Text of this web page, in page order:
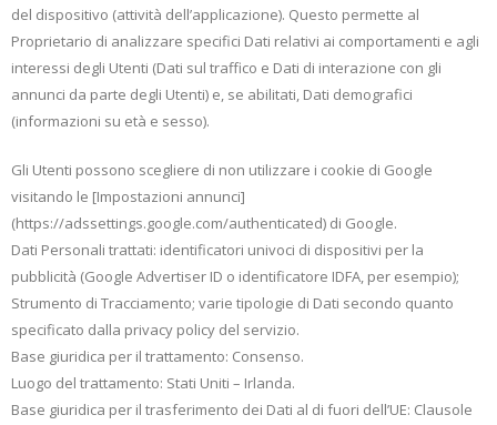
del dispositivo (attività dell’applicazione). Questo permette al
Proprietario di analizzare specifici Dati relativi ai comportamenti e agli
interessi degli Utenti (Dati sul traffico e Dati di interazione con gli
annunci da parte degli Utenti) e, se abilitati, Dati demografici
(informazioni su età e sesso).
Gli Utenti possono scegliere di non utilizzare i cookie di Google
visitando le [Impostazioni annunci]
(https://adssettings.google.com/authenticated) di Google.
Dati Personali trattati: identificatori univoci di dispositivi per la
pubblicità (Google Advertiser ID o identificatore IDFA, per esempio);
Strumento di Tracciamento; varie tipologie di Dati secondo quanto
specificato dalla privacy policy del servizio.
Base giuridica per il trattamento: Consenso.
Luogo del trattamento: Stati Uniti – Irlanda.
Base giuridica per il trasferimento dei Dati al di fuori dell’UE: Clausole